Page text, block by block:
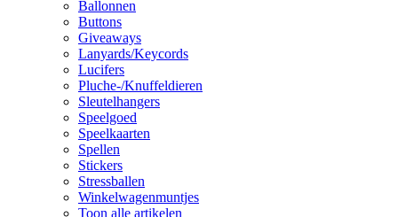
Ballonnen
Buttons
Giveaways
Lanyards/Keycords
Lucifers
Pluche-/Knuffeldieren
Sleutelhangers
Speelgoed
Speelkaarten
Spellen
Stickers
Stressballen
Winkelwagenmuntjes
Toon alle artikelen